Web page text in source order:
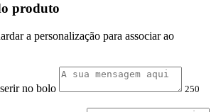
produto
a personalização para associar ao
no bolo
250